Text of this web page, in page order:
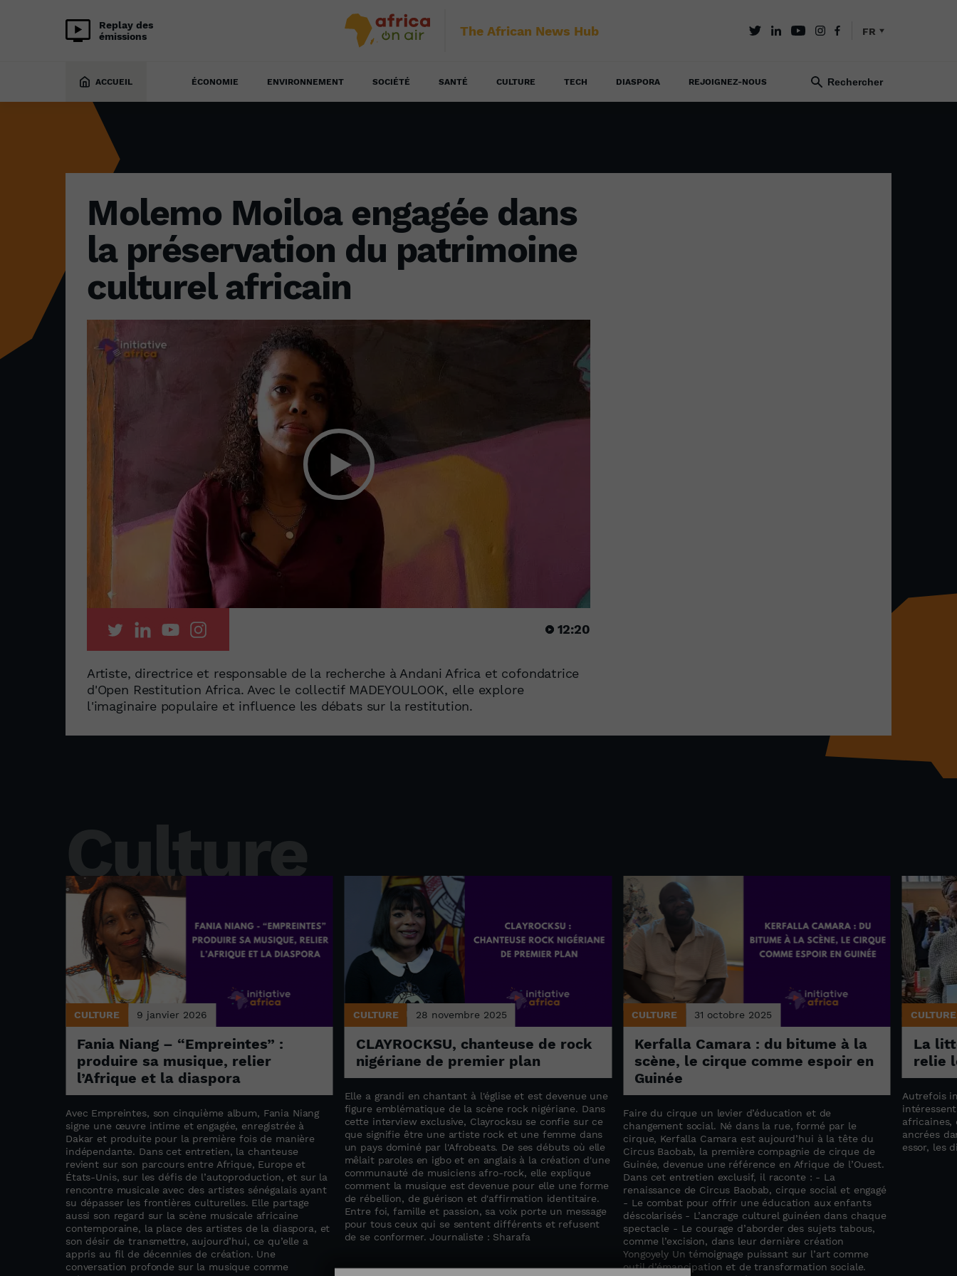
Replay des
émissions
The African News Hub FR
ACCUEIL ÉCONOMIE ENVIRONNEMENT SOCIÉTÉ SANTÉ CULTURE TECH DIASPORA REJOIGNEZ-NOUS
Molemo Moiloa engagée dans
la préservation du patrimoine
culturel africain
12:20
Artiste, directrice et responsable de la recherche à Andani Africa et cofondatrice
d'Open Restitution Africa. Avec le collectif MADEYOULOOK, elle explore
l'imaginaire populaire et influence les débats sur la restitution.
Culture
CULTURE 9 janvier 2026
Fania Niang – “Empreintes” :
produire sa musique, relier
l’Afrique et la diaspora
Avec Empreintes, son cinquième album, Fania Niang
signe une œuvre intime et engagée, enregistrée à
Dakar et produite pour la première fois de manière
indépendante. Dans cet entretien, la chanteuse
revient sur son parcours entre Afrique, Europe et
États-Unis, sur les défis de l’autoproduction, et sur la
rencontre musicale avec des artistes sénégalais ayant
su dépasser les frontières culturelles. Elle partage
aussi son regard sur la scène musicale africaine
contemporaine, la place des artistes de la diaspora, et
son désir de transmettre, aujourd’hui, ce qu’elle a
appris au fil de décennies de création. Une
conversation profonde sur la musique comme
CULTURE 28 novembre 2025
CLAYROCKSU, chanteuse de rock
nigériane de premier plan
Elle a grandi en chantant à l'église et est devenue une
figure emblématique de la scène rock nigériane. Dans
cette interview exclusive, Clayrocksu se confie sur ce
que signifie être une artiste rock et une femme dans
un pays dominé par l'Afrobeats. De ses débuts où elle
mêlait paroles en igbo et en anglais à la création d'une
communauté de musiciens afro-rock, elle explique
comment la musique est devenue pour elle une forme
de rébellion, de guérison et d'affirmation identitaire.
Entre foi, famille et passion, sa voix porte un message
pour tous ceux qui se sentent différents et refusent
de se conformer. Journaliste : Sharafa
CULTURE 31 octobre 2025
Kerfalla Camara : du bitume à la
scène, le cirque comme espoir en
Guinée
Faire du cirque un levier d’éducation et de
changement social. Né dans la rue, formé par le
cirque, Kerfalla Camara est aujourd’hui à la tête du
Circus Baobab, la première compagnie de cirque de
Guinée, devenue une référence en Afrique de l’Ouest.
Dans cet entretien exclusif, il raconte : - La
renaissance de Circus Baobab, cirque social et engagé
- Le combat pour offrir une éducation aux enfants
déscolarisés - L’ancrage culturel guinéen dans chaque
spectacle - Le courage d’aborder des sujets tabous,
comme l’excision, dans leur dernière création
Yongoyely Un témoignage puissant sur l’art comme
outil d’émancipation et de transformation sociale.
CULTURE
La
relie
Autrefois
ancrées
essor, les